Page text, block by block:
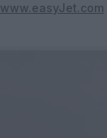
www.easyJet.com